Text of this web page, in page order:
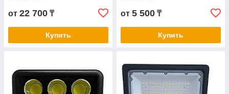
от 22 700 ₸
Купить
от 5 500 ₸
Купить